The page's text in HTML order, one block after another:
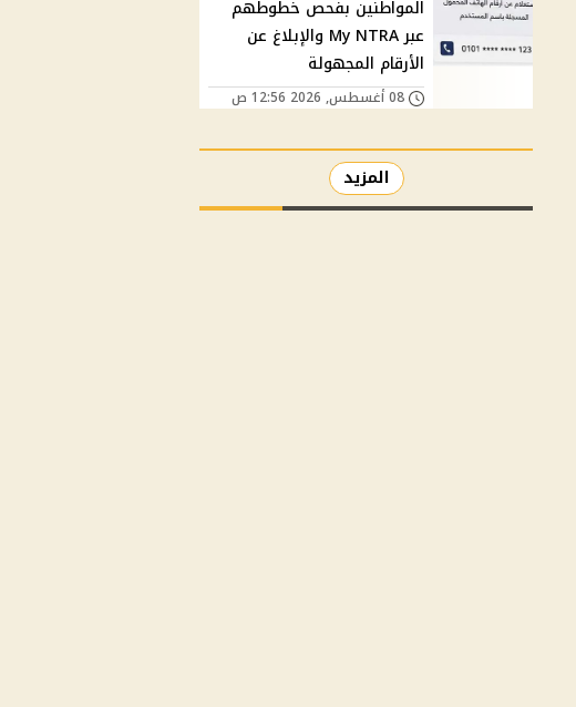
المواطنين بفحص خطوطهم
عبر My NTRA والإبلاغ عن
الأرقام المجهولة
08 أغسطس, 2026 12:56 ص
المزيد